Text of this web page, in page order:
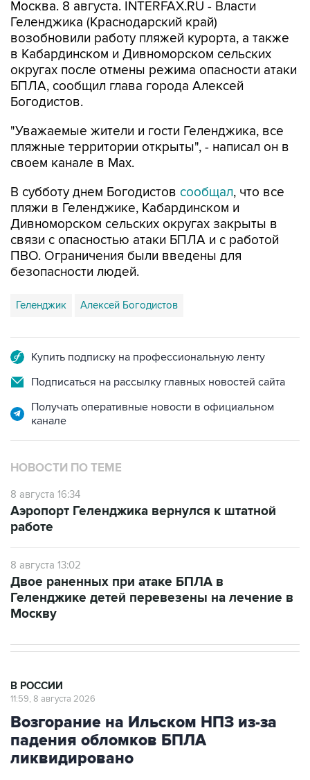
Москва. 8 августа. INTERFAX.RU - Власти
Геленджика (Краснодарский край)
возобновили работу пляжей курорта, а также
в Кабардинском и Дивноморском сельских
округах после отмены режима опасности атаки
БПЛА, сообщил глава города Алексей
Богодистов.
"Уважаемые жители и гости Геленджика, все
пляжные территории открыты", - написал он в
своем канале в Max.
В субботу днем Богодистов сообщал, что все
пляжи в Геленджике, Кабардинском и
Дивноморском сельских округах закрыты в
связи с опасностью атаки БПЛА и с работой
ПВО. Ограничения были введены для
безопасности людей.
Геленджик Алексей Богодистов
Купить подписку на профессиональную ленту
Подписаться на рассылку главных новостей сайта
Получать оперативные новости в официальном
канале
НОВОСТИ ПО ТЕМЕ
8 августа 16:34
Аэропорт Геленджика вернулся к штатной
работе
8 августа 13:02
Двое раненных при атаке БПЛА в
Геленджике детей перевезены на лечение в
Москву
В РОССИИ
11:59, 8 августа 2026
Возгорание на Ильском НПЗ из-за
падения обломков БПЛА
ликвидировано